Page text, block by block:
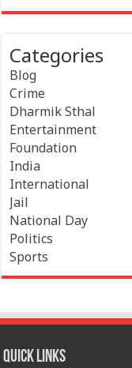
Categories
Blog
Crime
Dharmik Sthal
Entertainment
Foundation
India
International
Jail
National Day
Politics
Sports
Quick Links